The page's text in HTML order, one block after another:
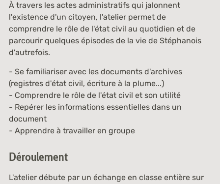
À travers les actes administratifs qui jalonnent
l'existence d'un citoyen, l'atelier permet de
comprendre le rôle de l'état civil au quotidien et de
parcourir quelques épisodes de la vie de Stéphanois
d'autrefois.
- Se familiariser avec les documents d'archives
(registres d'état civil, écriture à la plume...)
- Comprendre le rôle de l'état civil et son utilité
- Repérer les informations essentielles dans un
document
- Apprendre à travailler en groupe
Déroulement
L'atelier débute par un échange en classe entière sur